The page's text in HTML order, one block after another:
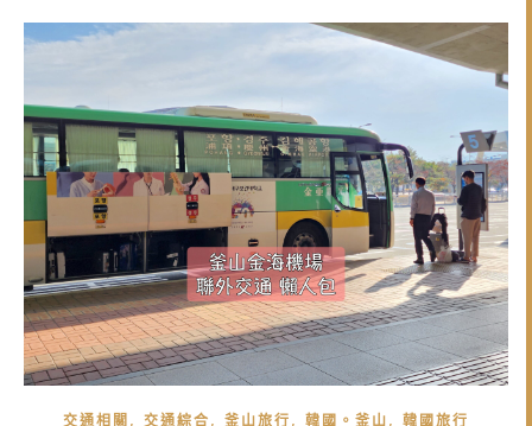
交通相關 , 交通綜合, 釜山旅行, 韓國。釜山, 韓國旅行